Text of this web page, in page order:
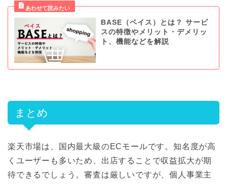
‌BASE‌（ベ‌イ‌ス）‌と‌は？‌ サー‌ビ‌
ス‌の‌特‌徴‌や‌メ‌リッ‌ト・‌デ‌メ‌リッ‌
ト、‌機‌能‌な‌ど‌を‌解‌説‌
まとめ
楽天市場は、国内最大級のECモールです。知名度が高
くユーザーも多いため、出店することで収益拡大が期
待できるでしょう。審査は厳しいですが、個人事業主